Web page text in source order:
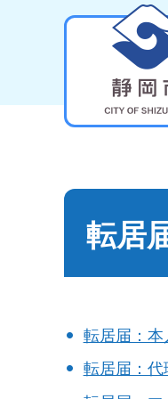
転居
転居届：本
転居届：代